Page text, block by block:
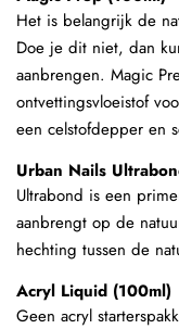
Het is belangrijk de
Doe je dit niet, dan
aanbrengen. Magic
ontvettingsvloeistof
een celstofdepper en
Urban Nails
Ultrabond is een
aanbrengt op de
hechting tussen de
Acryl Liquid (100ml)
Geen acryl